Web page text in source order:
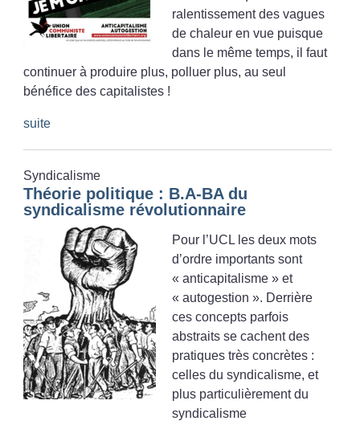
ralentissement des vagues
de chaleur en vue puisque
dans le même temps, il faut
continuer à produire plus, polluer plus, au seul
bénéfice des capitalistes !
suite
Syndicalisme
Théorie politique : B.A-BA du
syndicalisme révolutionnaire
Pour l’UCL les deux mots
d’ordre importants sont
« anticapitalisme » et
« autogestion ». Derrière
ces concepts parfois
abstraits se cachent des
pratiques très concrètes :
celles du syndicalisme, et
plus particulièrement du
syndicalisme